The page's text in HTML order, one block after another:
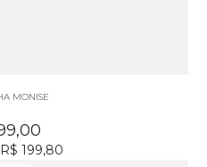
MONISE
R$ 199,80